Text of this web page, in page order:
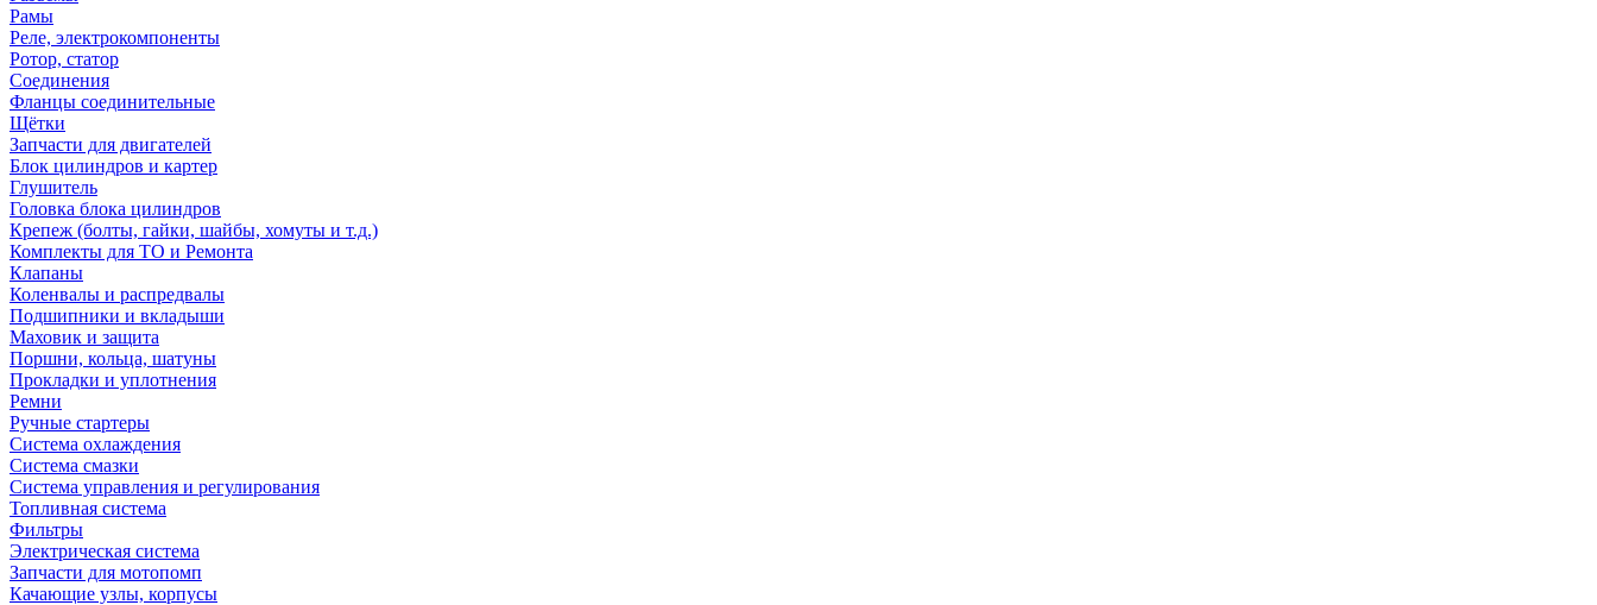
Рамы
Реле, электрокомпоненты
Ротор, статор
Соединения
Фланцы соединительные
Щётки
Запчасти для двигателей
Блок цилиндров и картер
Глушитель
Головка блока цилиндров
Крепеж (болты, гайки, шайбы, хомуты и т.д.)
Комплекты для ТО и Ремонта
Клапаны
Коленвалы и распредвалы
Подшипники и вкладыши
Маховик и защита
Поршни, кольца, шатуны
Прокладки и уплотнения
Ремни
Ручные стартеры
Система охлаждения
Система смазки
Система управления и регулирования
Топливная система
Фильтры
Электрическая система
Запчасти для мотопомп
Качающие узлы, корпусы